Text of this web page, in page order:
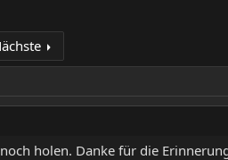
holen. Danke für die